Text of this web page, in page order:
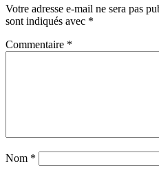
Votre adresse e-mail ne sera pas
sont indiqués avec *
Commentaire *
Nom *